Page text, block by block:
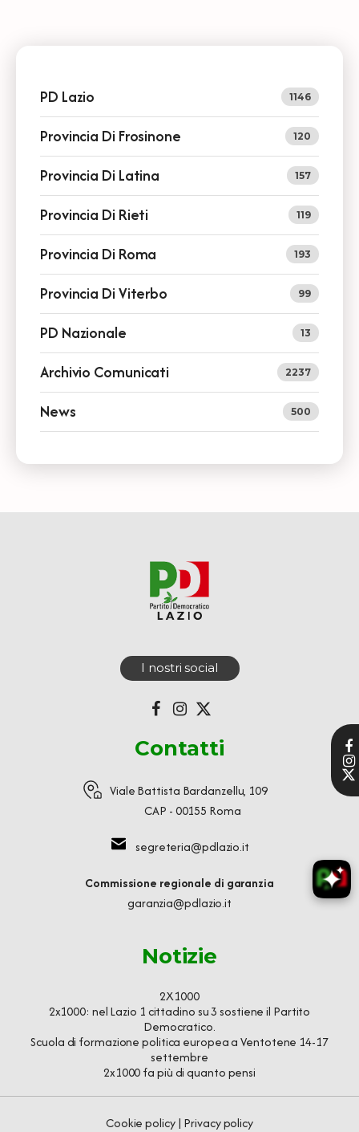
PD Lazio 1146
Provincia Di Frosinone 120
Provincia Di Latina 157
Provincia Di Rieti 119
Provincia Di Roma 193
Provincia Di Viterbo 99
PD Nazionale 13
Archivio Comunicati 2237
News 500
I nostri social
Contatti
Viale Battista Bardanzellu, 109
CAP - 00155 Roma
segreteria@pdlazio.it
Commissione regionale di garanzia
garanzia@pdlazio.it
Notizie
2X1000
2x1000: nel Lazio 1 cittadino su 3 sostiene il Partito
Democratico.
Scuola di formazione politica europea a Ventotene 14-17
settembre
2x1000 fa più di quanto pensi
Cookie policy| Privacy policy